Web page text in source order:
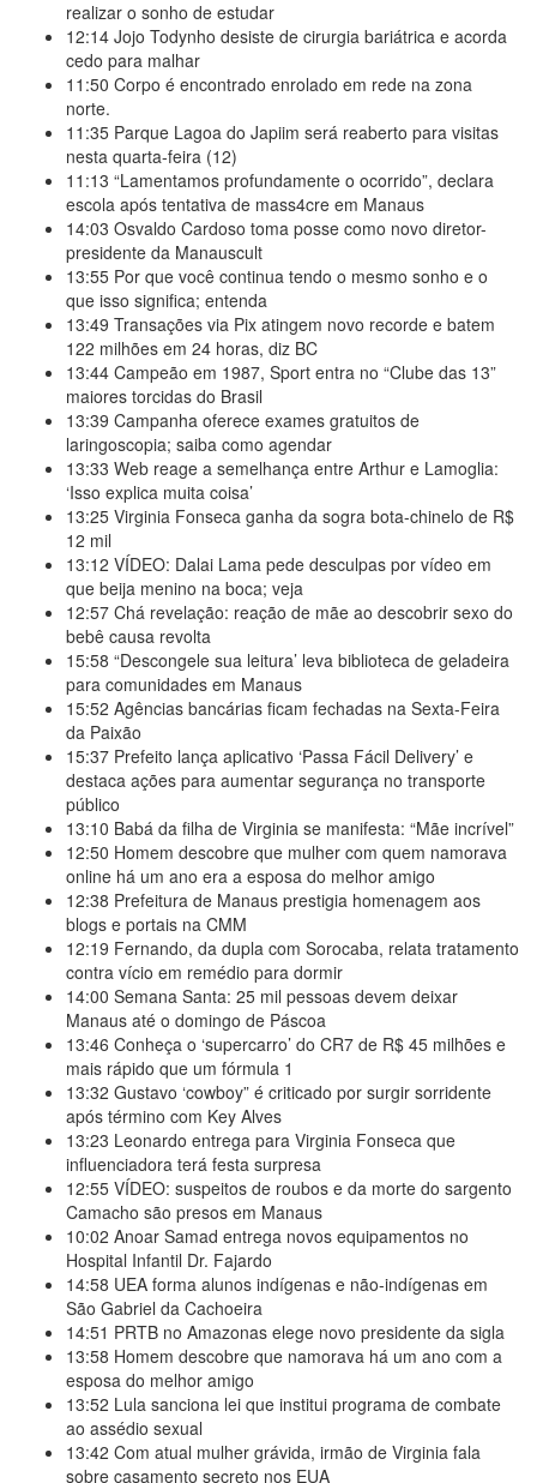
realizar o sonho de estudar
12:14 Jojo Todynho desiste de cirurgia bariátrica e acorda
cedo para malhar
11:50 Corpo é encontrado enrolado em rede na zona
norte.
11:35 Parque Lagoa do Japiim será reaberto para visitas
nesta quarta-feira (12)
11:13 “Lamentamos profundamente o ocorrido”, declara
escola após tentativa de mass4cre em Manaus
14:03 Osvaldo Cardoso toma posse como novo diretor-
presidente da Manauscult
13:55 Por que você continua tendo o mesmo sonho e o
que isso significa; entenda
13:49 Transações via Pix atingem novo recorde e batem
122 milhões em 24 horas, diz BC
13:44 Campeão em 1987, Sport entra no “Clube das 13”
maiores torcidas do Brasil
13:39 Campanha oferece exames gratuitos de
laringoscopia; saiba como agendar
13:33 Web reage a semelhança entre Arthur e Lamoglia:
‘Isso explica muita coisa’
13:25 Virginia Fonseca ganha da sogra bota-chinelo de R$
12 mil
13:12 VÍDEO: Dalai Lama pede desculpas por vídeo em
que beija menino na boca; veja
12:57 Chá revelação: reação de mãe ao descobrir sexo do
bebê causa revolta
15:58 “Descongele sua leitura’ leva biblioteca de geladeira
para comunidades em Manaus
15:52 Agências bancárias ficam fechadas na Sexta-Feira
da Paixão
15:37 Prefeito lança aplicativo ‘Passa Fácil Delivery’ e
destaca ações para aumentar segurança no transporte
público
13:10 Babá da filha de Virginia se manifesta: “Mãe incrível”
12:50 Homem descobre que mulher com quem namorava
online há um ano era a esposa do melhor amigo
12:38 Prefeitura de Manaus prestigia homenagem aos
blogs e portais na CMM
12:19 Fernando, da dupla com Sorocaba, relata tratamento
contra vício em remédio para dormir
14:00 Semana Santa: 25 mil pessoas devem deixar
Manaus até o domingo de Páscoa
13:46 Conheça o ‘supercarro’ do CR7 de R$ 45 milhões e
mais rápido que um fórmula 1
13:32 Gustavo ‘cowboy” é criticado por surgir sorridente
após término com Key Alves
13:23 Leonardo entrega para Virginia Fonseca que
influenciadora terá festa surpresa
12:55 VÍDEO: suspeitos de roubos e da morte do sargento
Camacho são presos em Manaus
10:02 Anoar Samad entrega novos equipamentos no
Hospital Infantil Dr. Fajardo
14:58 UEA forma alunos indígenas e não-indígenas em
São Gabriel da Cachoeira
14:51 PRTB no Amazonas elege novo presidente da sigla
13:58 Homem descobre que namorava há um ano com a
esposa do melhor amigo
13:52 Lula sanciona lei que institui programa de combate
ao assédio sexual
13:42 Com atual mulher grávida, irmão de Virginia fala
sobre casamento secreto nos EUA